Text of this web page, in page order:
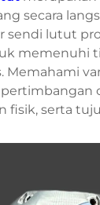
secara
sendi lutut
fisik, serta